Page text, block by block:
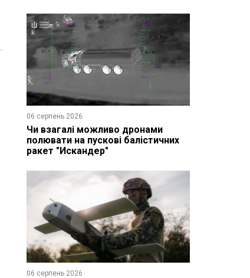
06 серпень 2026
Чи взагалі можливо дронами
полювати на пускові балістичних
ракет "Искандер"
06 серпень 2026